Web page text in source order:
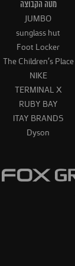
מטה הקבוצה
JUMBO
sunglass hut
Foot Locker
The Children's Place
NIKE
TERMINAL X
RUBY BAY
ITAY BRANDS
Dyson